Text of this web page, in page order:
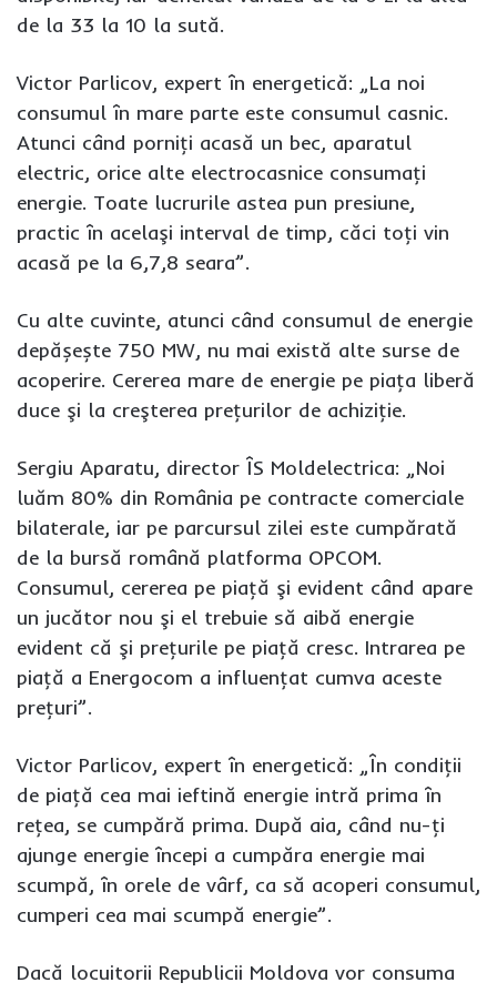
de la 33 la 10 la sută.
Victor Parlicov, expert în energetică: „La noi
consumul în mare parte este consumul casnic.
Atunci când porniţi acasă un bec, aparatul
electric, orice alte electrocasnice consumaţi
energie. Toate lucrurile astea pun presiune,
practic în acelaşi interval de timp, căci toţi vin
acasă pe la 6,7,8 seara”.
Cu alte cuvinte, atunci când consumul de energie
depășește 750 MW, nu mai există alte surse de
acoperire. Cererea mare de energie pe piaţa liberă
duce şi la creşterea preţurilor de achiziţie.
Sergiu Aparatu, director ÎS Moldelectrica: „Noi
luăm 80% din România pe contracte comerciale
bilaterale, iar pe parcursul zilei este cumpărată
de la bursă română platforma OPCOM.
Consumul, cererea pe piaţă şi evident când apare
un jucător nou şi el trebuie să aibă energie
evident că şi preţurile pe piaţă cresc. Intrarea pe
piaţă a Energocom a influenţat cumva aceste
preţuri”.
Victor Parlicov, expert în energetică: „În condiţii
de piaţă cea mai ieftină energie intră prima în
reţea, se cumpără prima. După aia, când nu-ţi
ajunge energie începi a cumpăra energie mai
scumpă, în orele de vârf, ca să acoperi consumul,
cumperi cea mai scumpă energie”.
Dacă locuitorii Republicii Moldova vor consuma